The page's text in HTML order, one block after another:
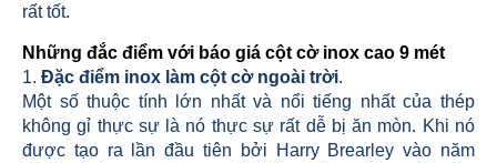
rất tốt.
Những đắc điểm với báo giá cột cờ inox cao 9 mét
1. Đặc điểm inox làm cột cờ ngoài trời.
Một số thuộc tính lớn nhất và nổi tiếng nhất của thép
không gỉ thực sự là nó thực sự rất dễ bị ăn mòn. Khi nó
được tạo ra lần đầu tiên bởi Harry Brearley vào năm